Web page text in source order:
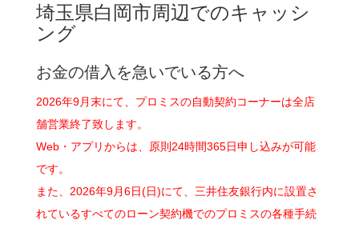
埼玉県白岡市周辺でのキャッシ
ング
お金の借入を急いでいる方へ
2026年9月末にて、プロミスの自動契約コーナーは全店
舗営業終了致します。
Web・アプリからは、原則24時間365日申し込みが可能
です。
また、2026年9月6日(日)にて、三井住友銀行内に設置さ
れているすべてのローン契約機でのプロミスの各種手続